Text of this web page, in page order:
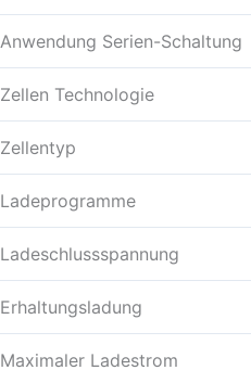
Anwendung Serien-Schaltung
Zellen Technologie
Zellentyp
Ladeprogramme
Ladeschlussspannung
Erhaltungsladung
Maximaler Ladestrom